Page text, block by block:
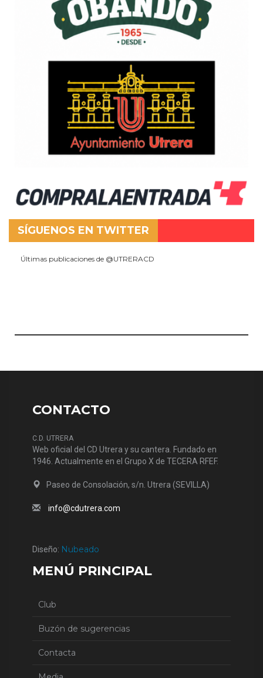
SÍGUENOS EN TWITTER
Últimas publicaciones de @UTRERACD
CONTACTO
C.D. UTRERA
Web oficial del CD Utrera y su cantera. Fundado en
1946. Actualmente en el Grupo X de TECERA RFEF.
Paseo de Consolación, s/n. Utrera (SEVILLA)
info@cdutrera.com
Diseño: Nubeado
MENÚ PRINCIPAL
Club
Buzón de sugerencias
Contacta